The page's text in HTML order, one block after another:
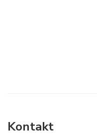
Kontakt